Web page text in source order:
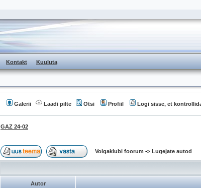
Kontakt Kuuluta
Galerii Laadi pilte Otsi Profiil Logi sisse, et
GAZ 24-02
Volgaklubi foorum -> Lugejate autod
Autor